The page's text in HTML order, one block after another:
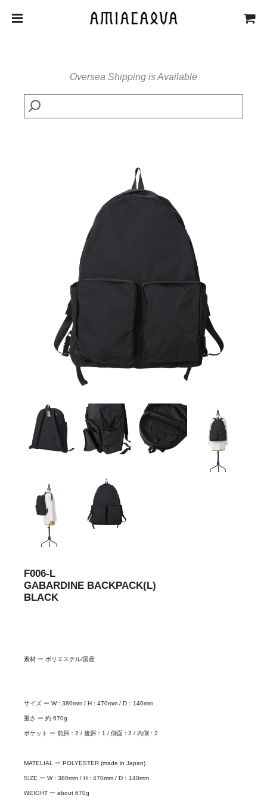
Oversea Shipping is Available
F006-L
GABARDINE BACKPACK(L)
BLACK
素材 ー ポリエステル/国産
サイズ ー W : 380mm / H : 470mm / D：140mm
重さ ー 約 670g
ポケット ー 前胴：2 / 後胴：1 / 側面 : 2 / 内側 : 2
MATELIAL ー POLYESTER (made in Japan)
SIZE ー W : 380mm / H : 470mm / D：140mm
WEIGHT ー about 670g